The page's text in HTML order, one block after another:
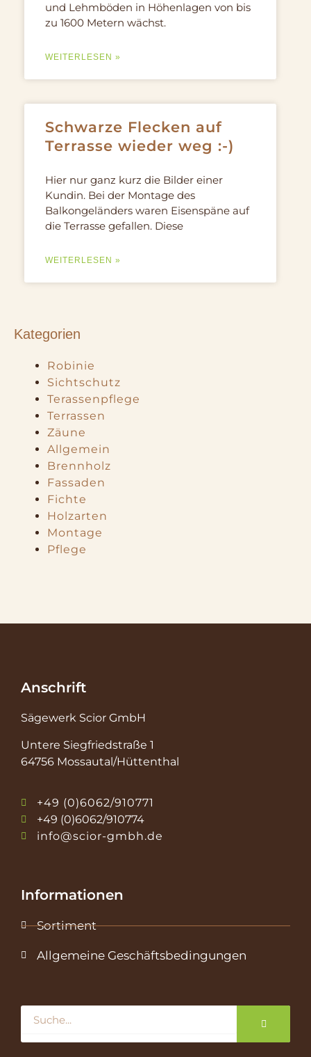
und Lehmböden in Höhenlagen von bis
zu 1600 Metern wächst.
WEITERLESEN »
Schwarze Flecken auf
Terrasse wieder weg :-)
Hier nur ganz kurz die Bilder einer
Kundin. Bei der Montage des
Balkongeländers waren Eisenspäne auf
die Terrasse gefallen. Diese
WEITERLESEN »
Kategorien
Robinie
Sichtschutz
Terassenpflege
Terrassen
Zäune
Allgemein
Brennholz
Fassaden
Fichte
Holzarten
Montage
Pflege
Anschrift
Sägewerk Scior GmbH
Untere Siegfriedstraße 1
64756 Mossautal/Hüttenthal
+49 (0)6062/910771
+49 (0)6062/910774
info@scior-gmbh.de
Informationen
Sortiment
Allgemeine Geschäftsbedingungen